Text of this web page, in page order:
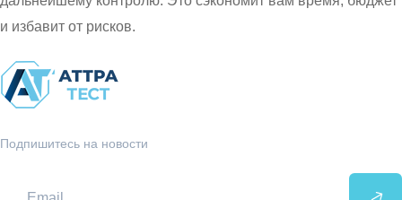
и избавит от рисков.
Подпишитесь на новости